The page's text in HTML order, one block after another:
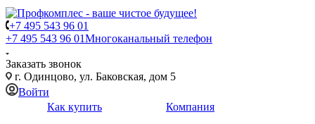
+7 495 543 96 01
+7 495 543 96 01Многоканальный телефон
Заказать звонок
г. Одинцово, ул. Баковская, дом 5
Войти
Как купить
Компания